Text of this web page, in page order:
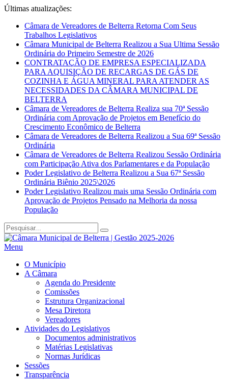
Últimas atualizações:
Câmara de Vereadores de Belterra Retorna Com Seus
Trabalhos Legislativos
Câmara Municipal de Belterra Realizou a Sua Ultima Sessão
Ordinária do Primeiro Semestre de 2026
CONTRATAÇÃO DE EMPRESA ESPECIALIZADA
PARA AQUISIÇÃO DE RECARGAS DE GÁS DE
COZINHA E ÁGUA MINERAL PARA ATENDER AS
NECESSIDADES DA CÂMARA MUNICIPAL DE
BELTERRA
Câmara de Vereadores de Belterra Realiza sua 70ª Sessão
Ordinária com Aprovação de Projetos em Benefício do
Crescimento Econômico de Belterra
Câmara de Vereadores de Belterra Realizou a Sua 69ª Sessão
Ordinária
Câmara de Vereadores de Belterra Realizou Sessão Ordinária
com Participação Ativa dos Parlamentares e da População
Poder Legislativo de Belterra Realizou a Sua 67ª Sessão
Ordinária Biênio 2025\2026
Poder Legislativo Realizou mais uma Sessão Ordinária com
Aprovação de Projetos Pensado na Melhoria da nossa
População
Menu
O Município
A Câmara
Agenda do Presidente
Comissões
Estrutura Organizacional
Mesa Diretora
Vereadores
Atividades do Legislativos
Documentos administrativos
Matérias Legislativas
Normas Jurídicas
Sessões
Transparência